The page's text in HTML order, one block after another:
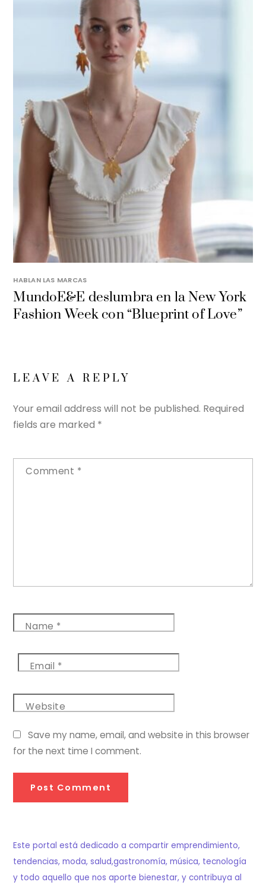
HABLAN LAS MARCAS
MundoE&E deslumbra en la New York
Fashion Week con “Blueprint of Love”
LEAVE A REPLY
Your email address will not be published. Required
fields are marked *
Comment *
Name *
Email *
Website
Save my name, email, and website in this browser
for the next time I comment.
Este portal está dedicado a compartir emprendimiento,
tendencias, moda, salud,gastronomía, música, tecnología
y todo aquello que nos aporte bienestar, y contribuya al